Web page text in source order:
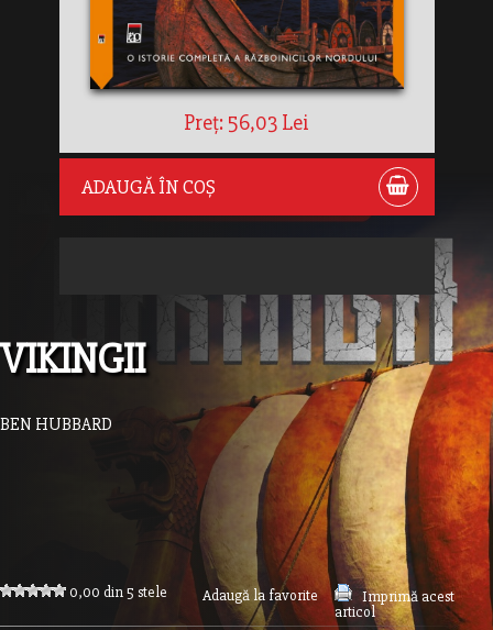
Preț: 56,03 Lei
ADAUGĂ ÎN COȘ
VIKINGII
BEN HUBBARD
0,00 din 5 stele Adaugă la favorite
Imprimă acest
articol